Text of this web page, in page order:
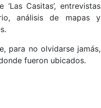
Casitas’, entrevistas
análisis de mapas y
para no olvidarse jamás,
fueron ubicados.